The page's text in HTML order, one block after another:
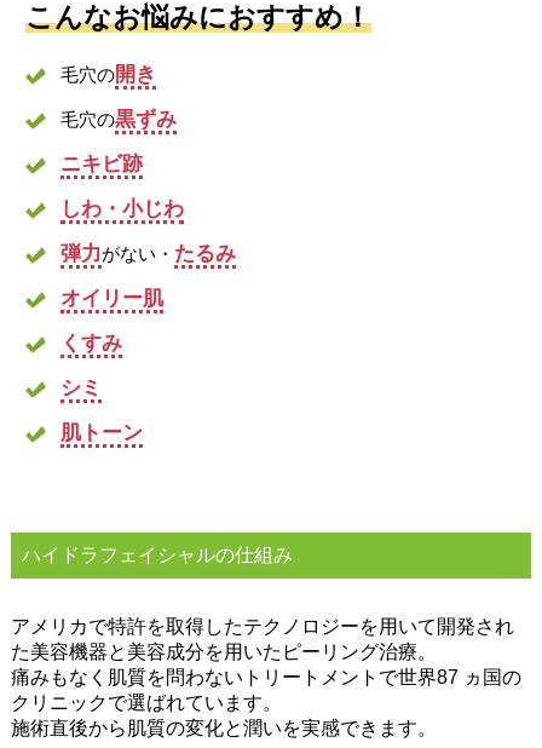
こんなお悩みにおすすめ！
毛穴の開き
毛穴の黒ずみ
ニキビ跡
しわ・小じわ
弾力がない・ たるみ
オイリー肌
くすみ
シミ
肌トーン
ハイドラフェイシャルの仕組み
アメリカで特許を取得したテクノロジーを用いて開発され
た美容機器と美容成分を用いたピーリング治療。
痛みもなく肌質を問わないトリートメントで世界87 ヵ国の
クリニックで選ばれています。
施術直後から肌質の変化と潤いを実感できます。